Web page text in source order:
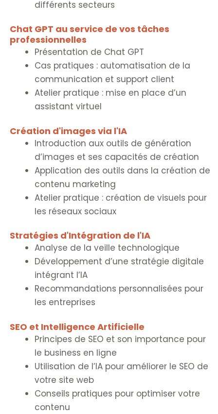
différents secteurs
Chat GPT au service de vos tâches
professionnelles
Présentation de Chat GPT
Cas pratiques : automatisation de la
communication et support client
Atelier pratique : mise en place d’un
assistant virtuel
Création d'images via l'IA
Introduction aux outils de génération
d’images et ses capacités de création
Application des outils dans la création de
contenu marketing
Atelier pratique : création de visuels pour
les réseaux sociaux
Stratégies d'Intégration de l'IA
Analyse de la veille technologique
Développement d’une stratégie digitale
intégrant l’IA
Recommandations personnalisées pour
les entreprises
SEO et Intelligence Artificielle
Principes de SEO et son importance pour
le business en ligne
Utilisation de l’IA pour améliorer le SEO de
votre site web
Conseils pratiques pour optimiser votre
contenu